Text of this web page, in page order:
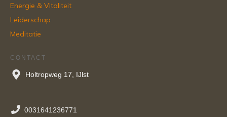
Energie & Vitaliteit
Leiderschap
Meditatie
CONTACT
Holtropweg 17, IJlst
0031641236771